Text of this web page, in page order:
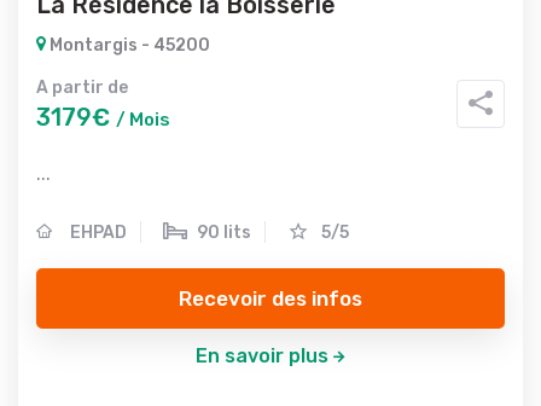
Montargis - 45200
A partir de
3179€ / Mois
...
EHPAD 90 lits 5/5
Recevoir des infos
En savoir plus